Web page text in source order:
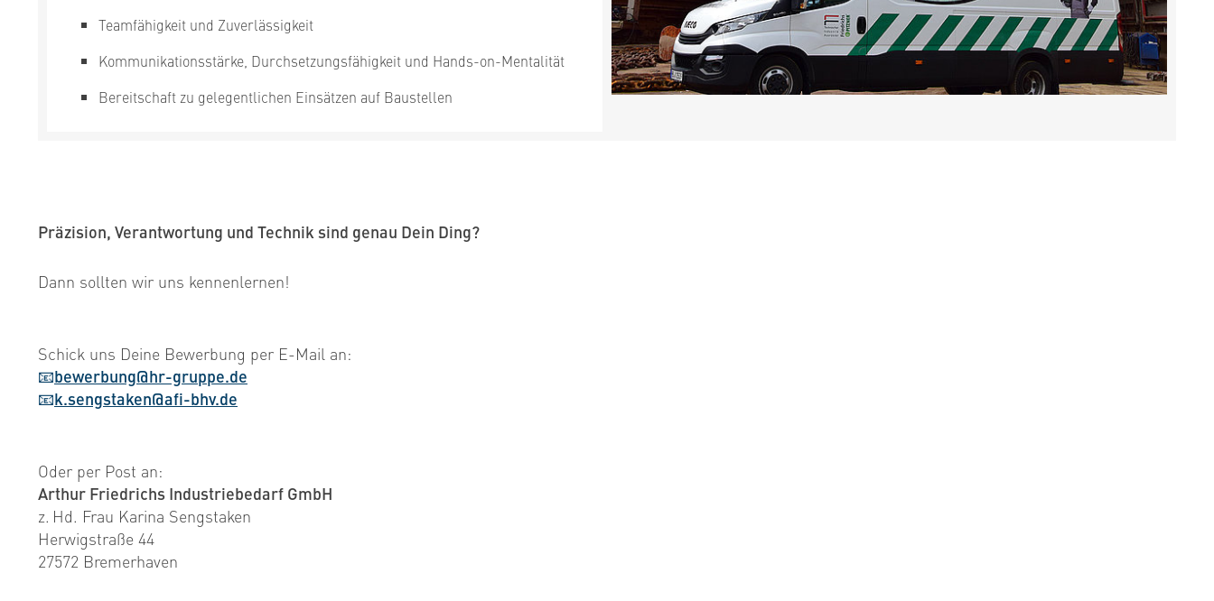
Teamfähigkeit und Zuverlässigkeit
Kommunikationsstärke, Durchsetzungsfähigkeit und Hands-on-Mentalität
Bereitschaft zu gelegentlichen Einsätzen auf Baustellen
Präzision, Verantwortung und Technik sind genau Dein Ding?
Dann sollten wir uns kennenlernen!
Schick uns Deine Bewerbung per E-Mail an:
📧bewerbung@hr-gruppe.de
📧k.sengstaken@afi-bhv.de
Oder per Post an:
Arthur Friedrichs Industriebedarf GmbH
z. Hd. Frau Karina Sengstaken
Herwigstraße 44
27572 Bremerhaven